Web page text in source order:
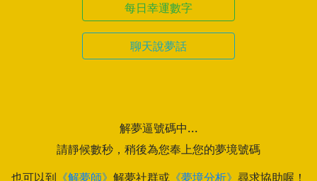
每日幸運數字
聊天說夢話
解夢逼號碼中...
請靜候數秒，稍後為您奉上您的夢境號碼
也可以到 《解夢師》 解夢社群或 《夢境分析》 尋求協助喔！